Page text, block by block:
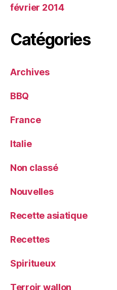
février 2014
Catégories
Archives
BBQ
France
Italie
Non classé
Nouvelles
Recette asiatique
Recettes
Spiritueux
Terroir wallon